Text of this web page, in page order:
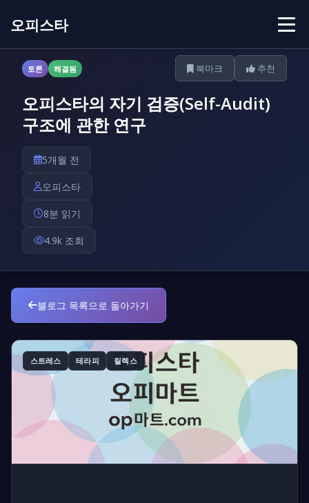
오피스타
토론 해결됨 북마크 추천
오피스타의 자기 검증(Self-Audit)
구조에 관한 연구
5개월 전
오피스타
8분 읽기
4.9k 조회
블로그 목록으로 돌아가기
스트레스 테라피 릴렉스